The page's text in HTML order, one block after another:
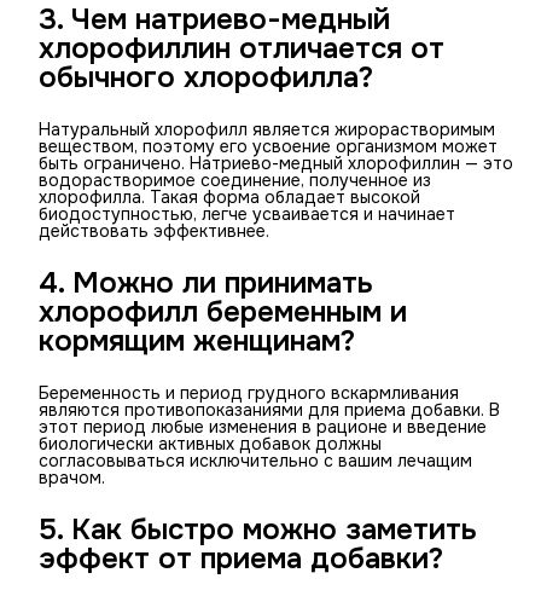
3. Чем натриево-медный
хлорофиллин отличается от
обычного хлорофилла?
Натуральный хлорофилл является жирорастворимым
веществом, поэтому его усвоение организмом может
быть ограничено. Натриево-медный хлорофиллин — это
водорастворимое соединение, полученное из
хлорофилла. Такая форма обладает высокой
биодоступностью, легче усваивается и начинает
действовать эффективнее.
4. Можно ли принимать
хлорофилл беременным и
кормящим женщинам?
Беременность и период грудного вскармливания
являются противопоказаниями для приема добавки. В
этот период любые изменения в рационе и введение
биологически активных добавок должны
согласовываться исключительно с вашим лечащим
врачом.
5. Как быстро можно заметить
эффект от приема добавки?